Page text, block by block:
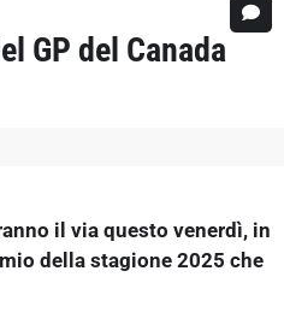
GP del Canada
il via questo venerdì, in
della stagione 2025 che